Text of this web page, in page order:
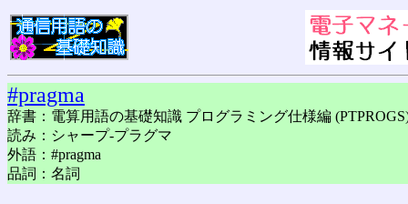
#pragma
辞書：電算用語の基礎知識 プログラミング仕様編
読み：シャープ-プラグマ
外語：#pragma
品詞：名詞